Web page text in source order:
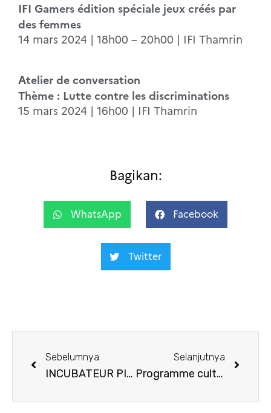
IFI Gamers édition spéciale jeux créés par
des femmes
14 mars 2024 | 18h00 – 20h00 | IFI Thamrin
Atelier de conversation
Thème : Lutte contre les discriminations
15 mars 2024 | 16h00 | IFI Thamrin
Bagikan:
WhatsApp Facebook
Twitter
Sebelumnya
INCUBATEUR PINTU 2023 : Un programme en trois étapes entre Jakarta et Paris
Selanjutnya
Programme culturel & cinéma IFI Jakarta mars 2024